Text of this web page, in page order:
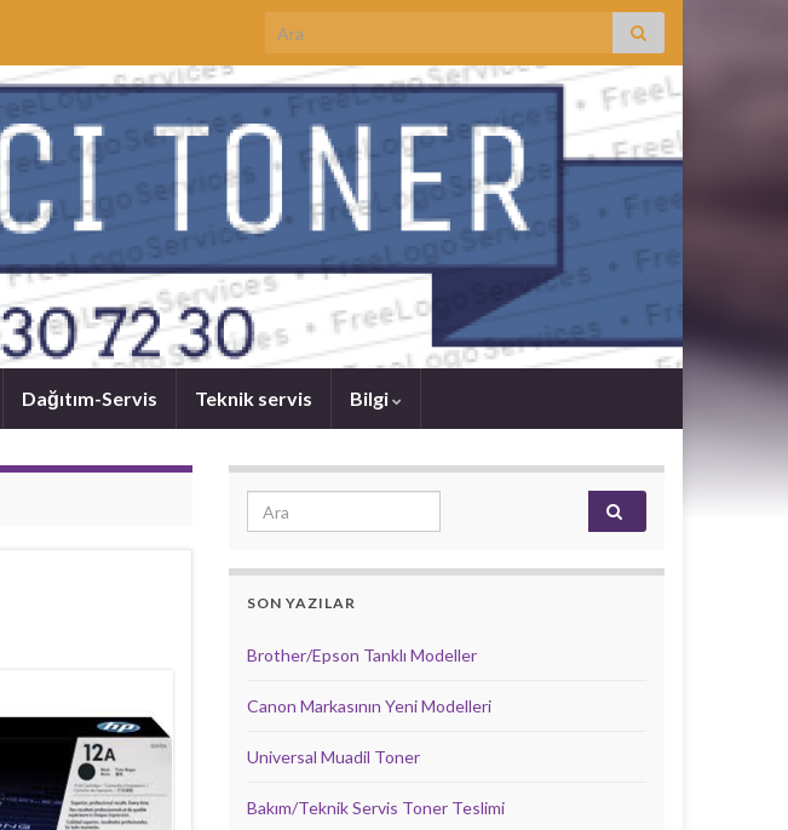
Search for:
Dağıtım-Servis Teknik servis Bilgi
Search for:
SON YAZILAR
Brother/Epson Tanklı Modeller
Canon Markasının Yeni Modelleri
Universal Muadil Toner
Bakım/Teknik Servis Toner Teslimi